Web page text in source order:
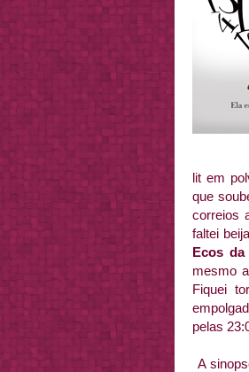
lit em
que
correios
faltei
Ecos da
mesmo
Fiquei
pelas
A